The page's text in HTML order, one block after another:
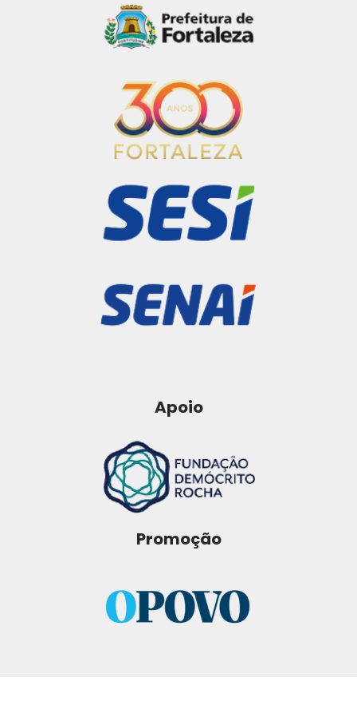
Apoio
Promoção